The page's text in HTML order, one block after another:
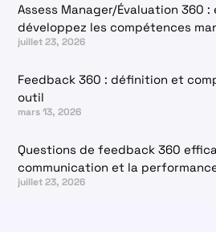
Assess Manager/Évaluation 360 :
développez les compétences
juillet 23, 2026
Feedback 360 : définition et
outil
mars 13, 2026
Questions de feedback 360
communication et la
juillet 23, 2026